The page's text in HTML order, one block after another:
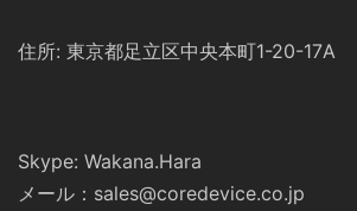
住所: 東京都足立区中央本町1-20-17A
Skype: Wakana.Hara
メール：sales@coredevice.co.jp